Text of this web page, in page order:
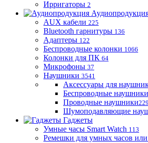
Ирригаторы 2
AUX кабели 225
Bluetooth гарнитуры 136
Адаптеры 122
Беспроводные колонки 1066
Колонки для ПК 64
Микрофоны 37
Наушники 3541
Аксессуары для
Беспроводные наушники
Проводные наушники
Шумоподавляющие
Гаджеты
Умные часы Smart Watch 113
Ремешки для умных часов или